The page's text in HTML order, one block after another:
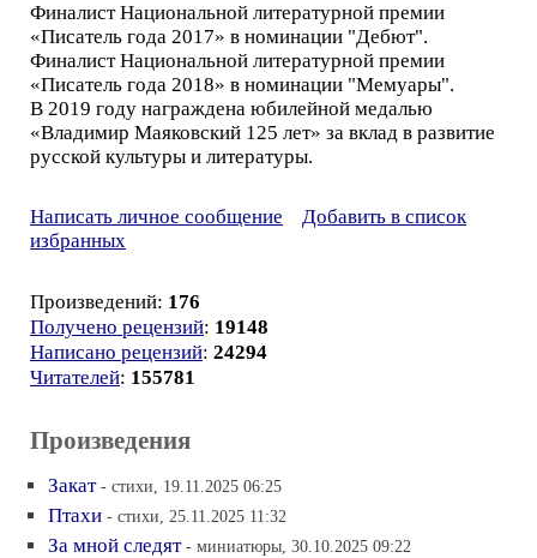
Финалист Национальной литературной премии
«Писатель года 2017» в номинации "Дебют".
Финалист Национальной литературной премии
«Писатель года 2018» в номинации "Мемуары".
В 2019 году награждена юбилейной медалью
«Владимир Маяковский 125 лет» за вклад в развитие
русской культуры и литературы.
Написать личное сообщение
Добавить в список
избранных
Произведений: 176
Получено рецензий: 19148
Написано рецензий: 24294
Читателей: 155781
Произведения
Закат - стихи, 19.11.2025 06:25
Птахи - стихи, 25.11.2025 11:32
За мной следят - миниатюры, 30.10.2025 09:22